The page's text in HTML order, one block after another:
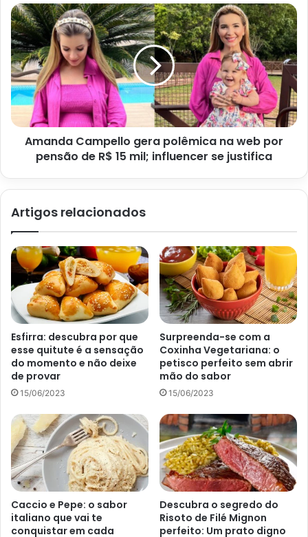
1 ovo grande
Modo de preparo do scones de
cranberry e laranja
1- Para começar pré aqueça o forno a 200ºC e em seguida
forre uma forma com papel manteiga.
2- Depois em uma tigela grande, pegue a farinha de trigo,
o açucar, o fermento em pó e o sal e misture bem.
3- Depois disso, coloque a manteiga a preferência é que
ela esteja gelada, depois misture com as pontas dos
dedos, a textura ideal é quando virar uma forofa grossa.
4- O quarto passo, é adicionar as cranberries secas e as
raspas de laranja e misture novamente.
Amanda Campello gera polêmica na web por
pensão de R$ 15 mil; influencer se justifica
Artigos relacionados
Esfirra: descubra por que
esse quitute é a sensação
do momento e não deixe
de provar
15/06/2023
Surpreenda-se com a
Coxinha Vegetariana: o
petisco perfeito sem abrir
mão do sabor
15/06/2023
Caccio e Pepe: o sabor
italiano que vai te
conquistar em cada
Descubra o segredo do
Risoto de Filé Mignon
perfeito: Um prato digno